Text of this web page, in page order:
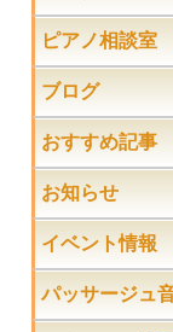
ピアノ
ブロ
おすす
お知ら
イベン
パッサー